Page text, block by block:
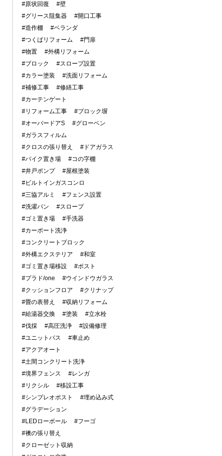
#原状回復
#壁
#グリース阻集器
#開口工事
#造作棚
#ベランダ
#つくばリフォーム
#門扉
#物置
#外構リフォーム
#ブロック
#スロープ設置
#カラー塗装
#洗面リフォーム
#補修工事
#修繕工事
#カーテンゲート
#リフォーム工事
#ブロック塀
#オーバードアS
#グローベン
#ガラスフィルム
#クロスの張り替え
#ドアガラス
#バイク置き場
#コの字棚
#井戸ポンプ
#屋根塗装
#ビルトインガスコンロ
#三協アルミ
#フェンス設置
#洗濯パン
#スロープ
#ゴミ置き場
#手洗器
#カーポート洗浄
#コンクリートブロック
#外構エクステリア
#和室
#ゴミ置き場移設
#ポスト
#プラド/one
#ウインドウガラス
#クッションフロア
#クリナップ
#畳の表替え
#収納リフォーム
#給湯器交換
#塗装
#立水栓
#伐採
#高圧洗浄
#設備修理
#ユニットバス
#車止め
#アクアオート
#土間コンクリート洗浄
#境界フェンス
#レンガ
#リクシル
#移設工事
#シンプレオポスト
#埋め込み式
#グラデーション
#LEDローポール
#フーゴ
#襖の張り替え
#クローゼット収納